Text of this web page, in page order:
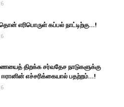
எரிபொருள் கப்பல் நாட்டிற்கு...!
திறக்க சர்வதேச நாடுகளுக்கு
ஈரானின் எச்சரிக்கையால் பதற்றம்...!